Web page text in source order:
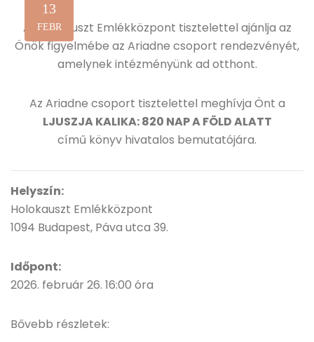
13
FEBR
A Holokauszt Emlékközpont tisztelettel ajánlja az
Önök figyelmébe az Ariadne csoport rendezvényét,
amelynek intézményünk ad otthont.
Az Ariadne csoport tisztelettel meghívja Önt a
LJUSZJA KALIKA: 820 NAP A FÖLD ALATT
című könyv hivatalos bemutatójára.
Helyszín:
Holokauszt Emlékközpont
1094 Budapest, Páva utca 39.
Időpont:
2026. február 26. 16:00 óra
Bővebb részletek: